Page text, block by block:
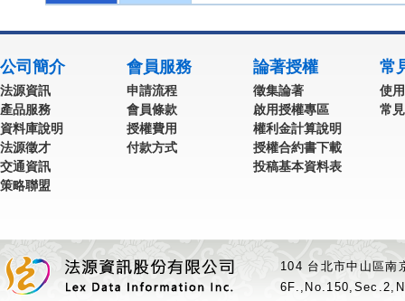
公司簡介
法源資訊
產品服務
資料庫說明
法源徵才
交通資訊
策略聯盟
會員服務
申請流程
會員條款
授權費用
付款方式
論著授權
徵集論著
啟用授權專區
權利金計算說明
授權合約書下載
投稿基本資料表
常
使
常
104 台北市中山區